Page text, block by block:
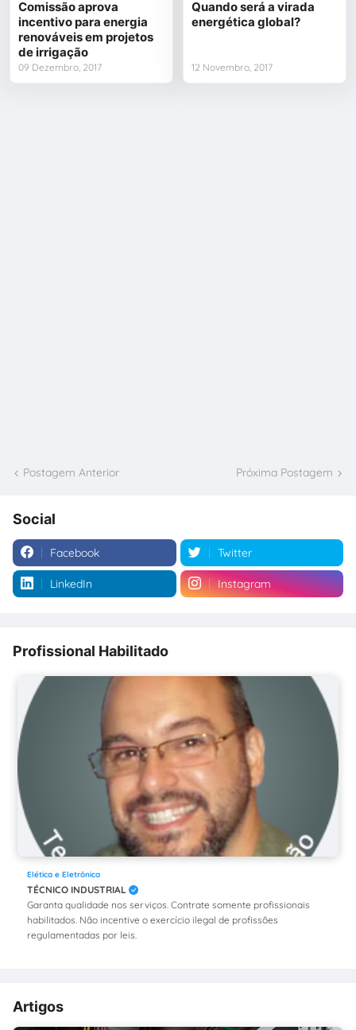
Comissão aprova
incentivo para energia
renováveis em projetos
de irrigação
09 Dezembro, 2017
Quando será a virada
energética global?
12 Novembro, 2017
Postagem Anterior Próxima Postagem
Social
Facebook Twitter
LinkedIn Instagram
Profissional Habilitado
Elética e Eletrônica
TÉCNICO INDUSTRIAL
Garanta qualidade nos serviços. Contrate somente profissionais
habilitados. Não incentive o exercício ilegal de profissões
regulamentadas por leis.
Artigos